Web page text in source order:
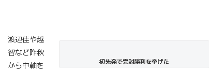
初先発で完封勝利を挙げた
渡辺佳や越
智など昨秋
から中軸を